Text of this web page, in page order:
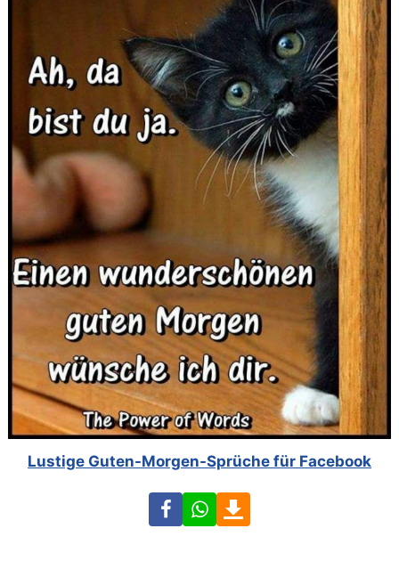
Lustige Guten-Morgen-Sprüche für Facebook
FacebookWhatsApp